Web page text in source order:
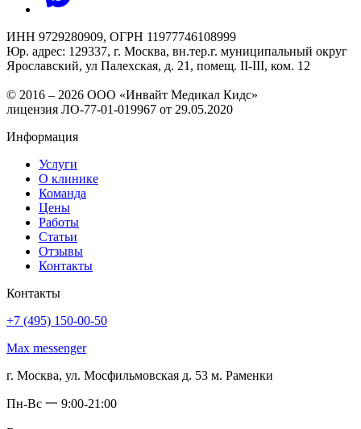
ИНН 9729280909, ОГРН 11977746108999
Юр. адрес: 129337, г. Москва, вн.тер.г. муниципальный округ
Ярославский, ул Палехская, д. 21, помещ. II-III, ком. 12
© 2016 – 2026 ООО «Инвайт Медикал Кидс»
лицензия ЛО-77-01-019967 от 29.05.2020
Информация
Услуги
О клинике
Команда
Цены
Работы
Статьи
Отзывы
Контакты
Контакты
+7 (495) 150-00-50
Max messenger
г. Москва, ул. Мосфильмовская д. 53 м. Раменки
Пн-Вс 一 9:00-21:00